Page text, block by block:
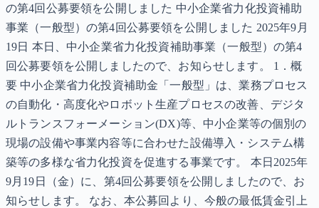
の第4回公募要領を公開しました 中小企業省力化投資補助
事業（一般型）の第4回公募要領を公開しました 2025年9月
19日 本日、中小企業省力化投資補助事業（一般型）の第4
回公募要領を公開しましたので、お知らせします。 1．概
要 中小企業省力化投資補助金「一般型」は、業務プロセス
の自動化・高度化やロボット生産プロセスの改善、デジタ
ルトランスフォーメーション(DX)等、中小企業等の個別の
現場の設備や事業内容等に合わせた設備導入・システム構
築等の多様な省力化投資を促進する事業です。 本日2025年
9月19日（金）に、第4回公募要領を公開しましたので、お
知らせします。 なお、本公募回より、今般の最低賃金引上